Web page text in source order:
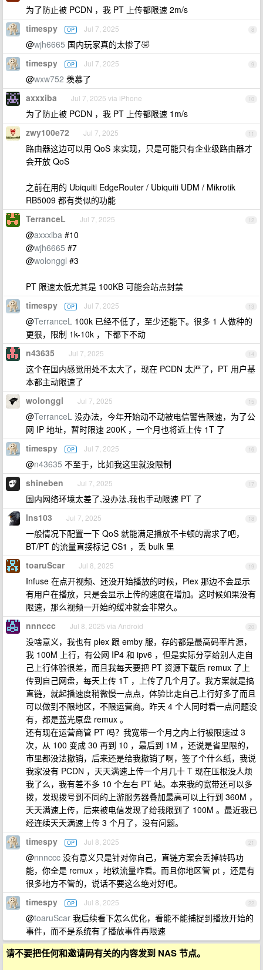
为了防止被 PCDN ，我 PT 上传都限速 2m/s
8
timespy OP Jul 7, 2025
@wjh6665 国内玩家真的太惨了🤣
9
timespy OP Jul 7, 2025
@wxw752 羡慕了
10
axxxiba Jul 7, 2025 via iPhone
为了防止被 PCDN ，我 PT 上传都限速 1m/s
11
zwy100e72 Jul 7, 2025
路由器这边可以用 QoS 来实现，只是可能只有企业级路由器才
会开放 QoS
之前在用的 Ubiquiti EdgeRouter / Ubiquiti UDM / Mikrotik
RB5009 都有类似的功能
12
TerranceL Jul 7, 2025
@axxxiba #10
@wjh6665 #7
@wolonggl #3
PT 限速太低尤其是 100KB 可能会站点封禁
13
timespy OP Jul 7, 2025
@TerranceL 100k 已经不低了，至少还能下。很多 1 人做种的
更狠，限制 1k-10k ，下都下不动
14
n43635 Jul 7, 2025
这个在国内感觉用处不太大了，现在 PCDN 太严了，PT 用户基
本都主动限速了
15
wolonggl Jul 7, 2025
@TerranceL 没办法，今年开始动不动被电信警告限速，为了公
网 IP 地址，暂时限速 200K ，一个月也将近上传 1T 了
16
timespy OP Jul 7, 2025
@n43635 不至于，比如我这里就没限制
17
shineben Jul 7, 2025
国内网络环境太差了,没办法,我也手动限速 PT 了
18
lns103 Jul 7, 2025
一般情况下配置一下 QoS 就能满足播放不卡顿的需求了吧，
BT/PT 的流量直接标记 CS1 ，丢 bulk 里
19
toaruScar Jul 8, 2025
Infuse 在点开视频、还没开始播放的时候，Plex 那边不会显示
有用户在播放，只是会显示上传的速度在增加。这时候如果没有
限速，那么视频一开始的缓冲就会非常久。
20
nnnccc Jul 8, 2025 via Android
没啥意义，我也有 plex 跟 emby 服，存的都是最高码率片源，
我 100M 上行，有公网 IP4 和 ipv6 ，但是实际分享给别人走自
己上行体验很差，而且我每天要把 PT 资源下载后 remux 了上
传到自己网盘，每天上传 1T ，上传了几个月了。我方案就是搞
直链，就起播速度稍微慢一点点，体验比走自己上行好多了而且
可以做到不限地区，不限运营商。昨天 4 个人同时看一点问题没
有，都是蓝光原盘 remux 。
还有现在运营商管 PT 吗？我宽带一个月之内上行被限速过 3
次，从 100 变成 30 再到 10 ，最后到 1M ，还说是省里限的，
市里都没法撤销，后来还是给我撤销了啊，签了个什么纸，我说
我家没有 PCDN ，天天满速上传一个月几十 T 现在压根没人烦
我了么，我有差不多 10 个左右 PT 站。本来我的宽带还可以多
拨，发现拨号到不同的上游服务器叠加最高可以上行到 360M ，
天天满速上传，后来被电信发现了给我限到了 100M 。最近我已
经连续天天满速上传 3 个月了，没有问题。
21
timespy OP Jul 8, 2025
@nnnccc 没有意义只是针对你自己，直链方案会丢掉转码功
能，你全是 remux ，地铁流量咋看。而且你地区管 pt ，还是有
很多地方不管的，说话不要这么绝对好吧。
22
timespy OP Jul 8, 2025
@toaruScar 我后续看下怎么优化，看能不能捕捉到播放开始的
事件，而不是系统有了播放事件再限速
请不要把任何和邀请码有关的内容发到 NAS 节点。